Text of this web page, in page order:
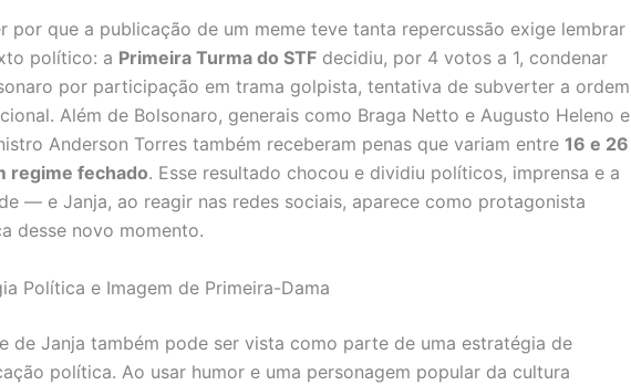
por que a publicação de um meme teve tanta repercussão exige lembrar
político: a Primeira Turma do STF decidiu, por 4 votos a 1, condenar
por participação em trama golpista, tentativa de subverter a ordem
Além de Bolsonaro, generais como Braga Netto e Augusto Heleno e
Anderson Torres também receberam penas que variam entre 16 e 26
regime fechado. Esse resultado chocou e dividiu políticos, imprensa e a
— e Janja, ao reagir nas redes sociais, aparece como protagonista
desse novo momento.
Política e Imagem de Primeira-Dama
de Janja também pode ser vista como parte de uma estratégia de
política. Ao usar humor e uma personagem popular da cultura